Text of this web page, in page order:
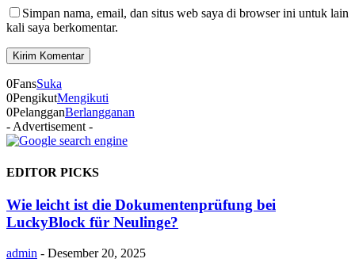
Simpan nama, email, dan situs web saya di browser ini untuk lain
kali saya berkomentar.
0FansSuka
0PengikutMengikuti
0PelangganBerlangganan
- Advertisement -
EDITOR PICKS
Wie leicht ist die Dokumentenprüfung bei
LuckyBlock für Neulinge?
admin - Desember 20, 2025